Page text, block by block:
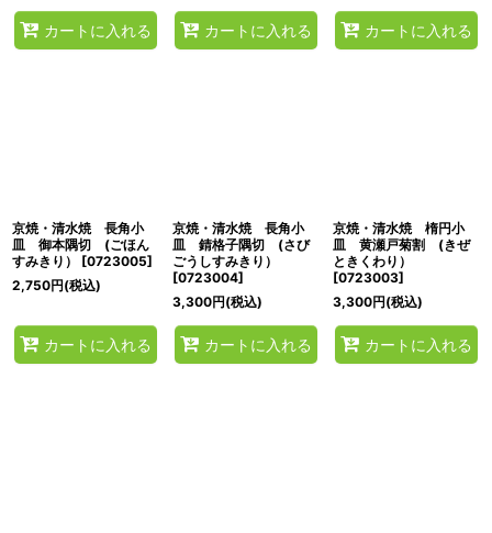
カートに入れる カートに入れる カートに入れる
京焼・清水焼 長角小
皿 御本隅切 (ごほん
すみきり）
[0723005]
2,750円(税込)
カートに入れる
京焼・清水焼 長角小
皿 錆格子隅切 (さび
ごうしすみきり）
[0723004]
3,300円(税込)
カートに入れる
京焼・清水焼 楕円小
皿 黄瀬戸菊割 (きぜ
ときくわり）
[0723003]
3,300円(税込)
カートに入れる